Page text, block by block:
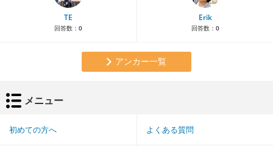
TE
回答数： 0
Erik
回答数： 0
アンカー一覧
メニュー
初めての方へ よくある質問